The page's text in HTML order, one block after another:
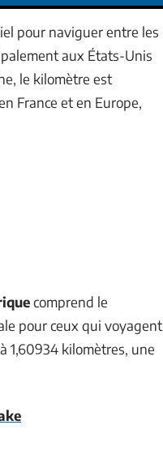
pour naviguer entre les
aux États-Unis
le kilomètre est
France et en Europe,
comprend le
pour ceux qui voyagent
1,60934 kilomètres, une